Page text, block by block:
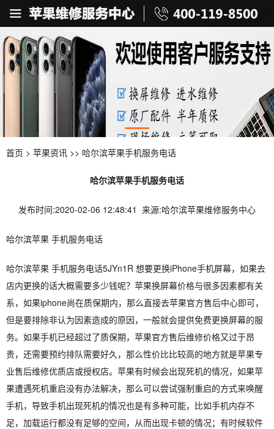
首页 > 苹果资讯 >> 哈尔滨苹果手机服务电话
哈尔滨苹果手机服务电话
发布时间:2020-02-06 12:48:41 来源:哈尔滨苹果维修服务中心
哈尔滨苹果 手机服务电话
哈尔滨苹果 手机服务电话5JYn1R 想要更换iPhone手机屏幕，如果去
店内更换的话大概需要多少钱呢？苹果换屏幕价格与很多因素都有关
系，如果iphone尚在质保期内，那么直接去苹果官方售后中心即可，
但是要排除非认为因素造成的原因，一般就会提供免费更换屏幕的服
务。如果手机已经超过了质保期，苹果官方售后维修价格又过于昂
贵，还需要预约排队需要好久，那么性价比比较高的地方就是苹果专
业售后维修优质店或授权店。苹果有时候会出现死机的情况，如果苹
果遭遇死机重启没有办法解决，那么可以尝试强制重启的方式来唤醒
手机，导致手机出现死机的情况也是有多种可能，比如手机内存不
足，加载运行都没有足够的空间，从而出现卡顿的情况；有时候软件